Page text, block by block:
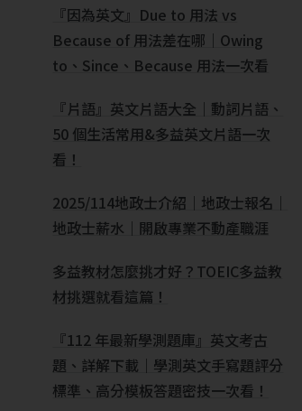
『因為英文』Due to 用法 vs
Because of 用法差在哪｜Owing
to、Since、Because 用法一次看
『片語』英文片語大全｜動詞片語、
50 個生活常用&多益英文片語一次
看！
2025/114地政士介紹｜地政士報名｜
地政士薪水｜開啟專業不動產職涯
多益教材怎麼挑才好？TOEIC多益教
材挑選就看這篇！
『112 年最新學測題庫』英文考古
題、詳解下載｜學測英文手寫題評分
標準、高分模板答題密技一次看！